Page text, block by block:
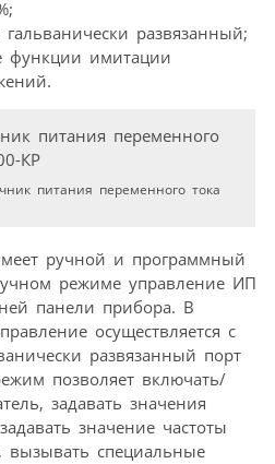
развязанный;
функции имитации
питания переменного тока
ручной и программный
режиме управление ИП
панели прибора. В
осуществляется с
развязанный порт
позволяет включать/
задавать значения
значение частоты
вызывать специальные